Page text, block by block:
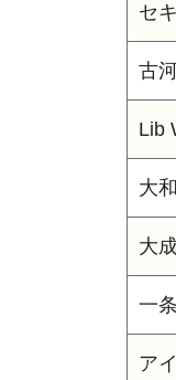
セ
古
Lib
大
大
一
ア